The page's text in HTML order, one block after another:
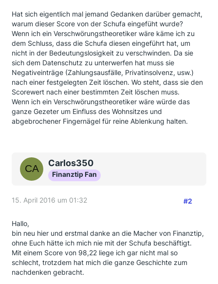
Hat sich eigentlich mal jemand Gedanken darüber gemacht,
warum dieser Score von der Schufa eingefüht wurde?
Wenn ich ein Verschwörungstheoretiker wäre käme ich zu
dem Schluss, dass die Schufa diesen eingeführt hat, um
nicht in der Bedeutungslosigkeit zu verschwinden. Da sie
sich dem Datenschutz zu unterwerfen hat muss sie
Negativeinträge (Zahlungsausfälle, Privatinsolvenz, usw.)
nach einer festgelegten Zeit löschen. Wo steht, dass sie den
Scorewert nach einer bestimmten Zeit löschen muss.
Wenn ich ein Verschwörungstheoretiker wäre würde das
ganze Gezeter um Einfluss des Wohnsitzes und
abgebrochener Fingernägel für reine Ablenkung halten.
Carlos350
Finanztip Fan
15. April 2016 um 01:32 #2
Hallo,
bin neu hier und erstmal danke an die Macher von Finanztip,
ohne Euch hätte ich mich nie mit der Schufa beschäftigt.
Mit einem Score von 98,22 liege ich gar nicht mal so
schlecht, trotzdem hat mich die ganze Geschichte zum
nachdenken gebracht.